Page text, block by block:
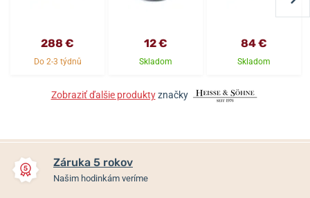
288 €
Do 2-3 týdnů
12 €
Skladom
84 €
Skladom
Zobraziť ďalšie produktyznačky
Záruka 5 rokov
Našim hodinkám veríme